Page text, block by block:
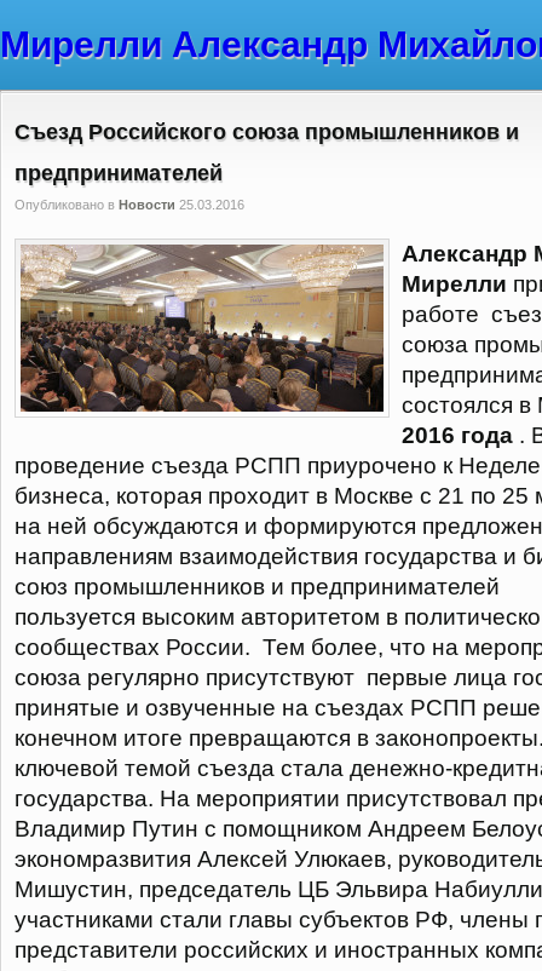
Мирелли Александр
Cъезд Российского союза промышленников и
предпринимателей
Опубликовано в Новости 25.03.2016
Александр
Мирелли
работе
союза
состоялся
2016 года .
проведение съезда РСПП приурочено к Неделе
бизнеса, которая проходит в Москве с 21 по
на ней обсуждаются и формируются
направлениям взаимодействия государства и
союз промышленников и предпринимателей
пользуется высоким авторитетом в
сообществах России. Тем более, что на
союза регулярно присутствуют первые лица
принятые и озвученные на съездах РСПП
конечном итоге превращаются в
ключевой темой съезда стала денежно-
государства. На мероприятии присутствовал
Владимир Путин с помощником Андреем
экономразвития Алексей Улюкаев,
Мишустин, председатель ЦБ Эльвира
участниками стали главы субъектов РФ, члены
представители российских и иностранных